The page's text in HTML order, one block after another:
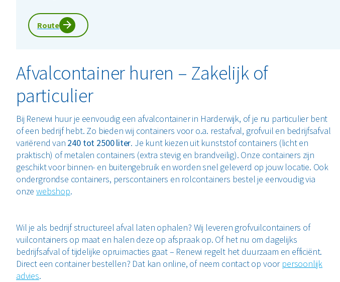
Route
Afvalcontainer huren – Zakelijk of
particulier
Bij Renewi huur je eenvoudig een afvalcontainer in Harderwijk, of je nu particulier bent
of een bedrijf hebt. Zo bieden wij containers voor o.a. restafval, grofvuil en bedrijfsafval
variërend van 240 tot 2500 liter. Je kunt kiezen uit kunststof containers (licht en
praktisch) of metalen containers (extra stevig en brandveilig). Onze containers zijn
geschikt voor binnen- en buitengebruik en worden snel geleverd op jouw locatie. Ook
ondergrondse containers, perscontainers en rolcontainers bestel je eenvoudig via
onzewebshop.
Wil je als bedrijf structureel afval laten ophalen? Wij leveren grofvuilcontainers of
vuilcontainers op maat en halen deze op afspraak op. Of het nu om dagelijks
bedrijfsafval of tijdelijke opruimacties gaat – Renewi regelt het duurzaam en efficiënt.
Direct een container bestellen? Dat kan online, of neem contact op voor persoonlijk
advies.